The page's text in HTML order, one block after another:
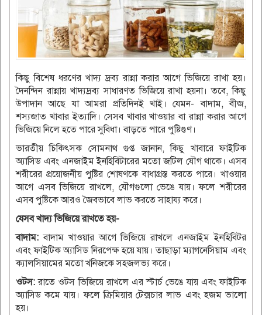
কিছু বিশেষ ধরণের খাদ্য দ্রব্য রান্না করার আগে ভিজিয়ে রাখা হয়।
দৈনন্দিন রান্নায় খাদ্যদ্রব্য সাধারণত ভিজিয়ে রাখা হয়না। তবে, কিছু
উপাদান আছে যা আমরা প্রতিদিনই খাই। যেমন- বাদাম, বীজ,
শস্যজাত খাবার ইত্যাদি। সেসব ‍খাবার খাওয়ার বা রান্না করার আগে
ভিজিয়ে নিলে হতে পারে সুবিধা। বাড়তে পারে পুষ্টিগুণ।
ভারতীয় চিকিৎসক সোমনাথ গুপ্ত জানান, কিছু খাবারে ফাইটিক
অ্যাসিড এবং এনজাইম ইনহিবিটারের মতো জটিল যৌগ থাকে। এসব
শরীরের প্রয়োজনীয় পুষ্টির শোষণকে বাধাগ্রস্ত করতে পারে। খাওয়ার
আগে এসব ভিজিয়ে রাখলে, যৌগগুলো ভেঙে যায়। ফলে শরীরের
এসব পুষ্টিকে আরও জৈবভাবে লাভ করতে সাহায্য করে।
যেসব খাদ্য ভিজিয়ে রাখতে হয়-
বাদাম: বাদাম খাওয়ার আগে ভিজিয়ে রাখলে এনজাইম ইনহিবিটর
এবং ফাইটিক অ্যাসিড নিরপেক্ষ হয়ে যায়। তাছাড়া ম্যাগনেসিয়াম এবং
ক্যালসিয়ামের মতো খনিজকে সহজলভ্য করে।
ওটস: রাতে ওটস ভিজিয়ে রাখলে এর স্টার্চ ভেঙে যায় এবং ফাইটিক
অ্যাসিড কমে যায়। ফলে ক্রিমিয়ার টেক্সচার লাভ এবং হজম ভালো
হয়।